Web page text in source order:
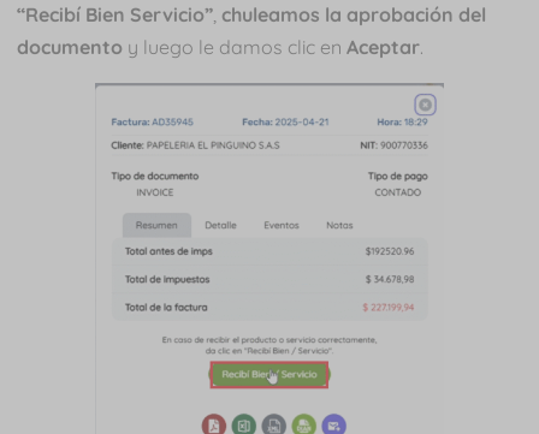
“Recibí Bien Servicio” chuleamos la aprobación del
documento y luego le damos clic en Aceptar.